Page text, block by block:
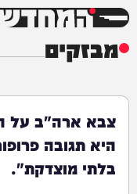
המחדש
מבזקים
צבא ארה"ב על
היא תגובה
בלתי מוצדקת".